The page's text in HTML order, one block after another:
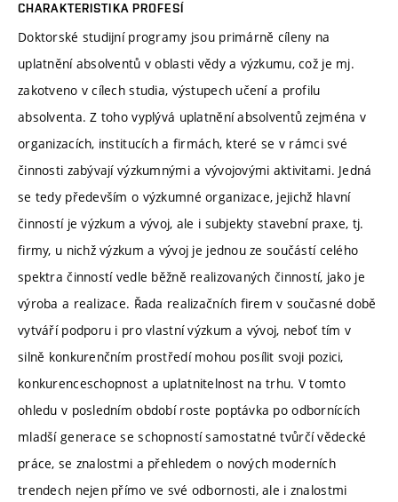
CHARAKTERISTIKA PROFESÍ
Doktorské studijní programy jsou primárně cíleny na
uplatnění absolventů v oblasti vědy a výzkumu, což je mj.
zakotveno v cílech studia, výstupech učení a profilu
absolventa. Z toho vyplývá uplatnění absolventů zejména v
organizacích, institucích a firmách, které se v rámci své
činnosti zabývají výzkumnými a vývojovými aktivitami. Jedná
se tedy především o výzkumné organizace, jejichž hlavní
činností je výzkum a vývoj, ale i subjekty stavební praxe, tj.
firmy, u nichž výzkum a vývoj je jednou ze součástí celého
spektra činností vedle běžně realizovaných činností, jako je
výroba a realizace. Řada realizačních firem v současné době
vytváří podporu i pro vlastní výzkum a vývoj, neboť tím v
silně konkurenčním prostředí mohou posílit svoji pozici,
konkurenceschopnost a uplatnitelnost na trhu. V tomto
ohledu v posledním období roste poptávka po odbornících
mladší generace se schopností samostatné tvůrčí vědecké
práce, se znalostmi a přehledem o nových moderních
trendech nejen přímo ve své odbornosti, ale i znalostmi